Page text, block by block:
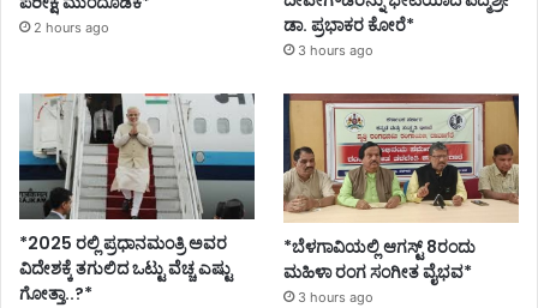
2 hours ago
ಡಾ. ಪ್ರಭಾಕರ ಕೋರೆ*
3 hours ago
*2025 ರಲ್ಲಿ ಪ್ರಧಾನಮಂತ್ರಿ ಅವರ
ವಿದೇಶಕ್ಕೆ ತಗುಲಿದ ಒಟ್ಟು ವೆಚ್ಚ ಎಷ್ಟು
ಗೋತ್ತಾ..?*
*ಬೆಳಗಾವಿಯಲ್ಲಿ ಆಗಸ್ಟ್ 8ರಂದು
ಮಹಿಳಾ ರಂಗ ಸಂಗೀತ ವೈಭವ*
3 hours ago